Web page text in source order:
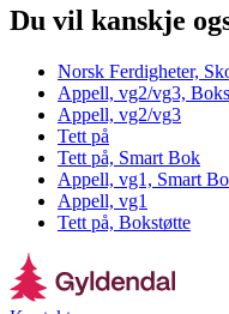
Du vil kanskje
Norsk Ferdigheter,
Appell, vg2/vg3,
Appell, vg2/vg3
Tett på
Tett på, Smart Bok
Appell, vg1, Smart
Appell, vg1
Tett på, Bokstøtte